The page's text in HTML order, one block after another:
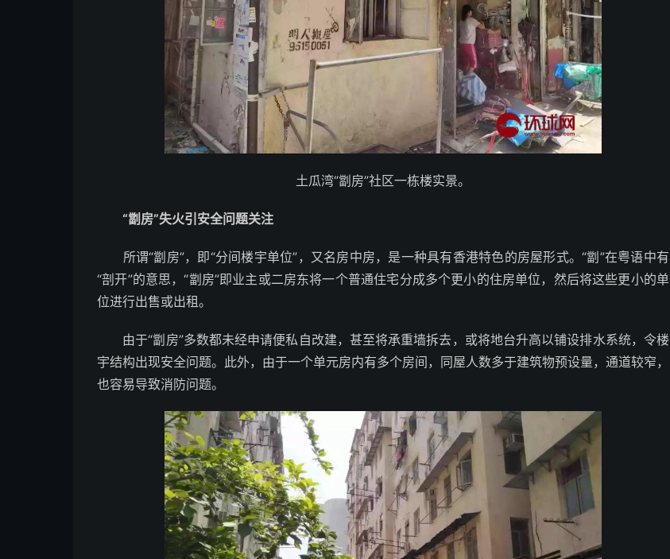
土瓜湾“劏房”社区一栋楼实景。
“劏房”失火引安全问题关注
所谓“劏房”，即“分间楼宇单位”，又名房中房，是一种具有香港特色的房屋形式。“劏”在粤语中有
“剖开”的意思，“劏房”即业主或二房东将一个普通住宅分成多个更小的住房单位，然后将这些更小的单
位进行出售或出租。
由于“劏房”多数都未经申请便私自改建，甚至将承重墙拆去，或将地台升高以铺设排水系统，令楼
宇结构出现安全问题。此外，由于一个单元房内有多个房间，同屋人数多于建筑物预设量，通道较窄，
也容易导致消防问题。